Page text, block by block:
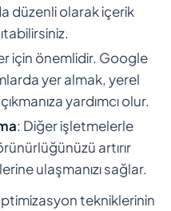
düzenli olarak içerik
için önemlidir. Google
yer almak, yerel
yardımcı olur.
: Diğer işletmelerle
artırır
ulaşmanızı sağlar.
tekniklerinin